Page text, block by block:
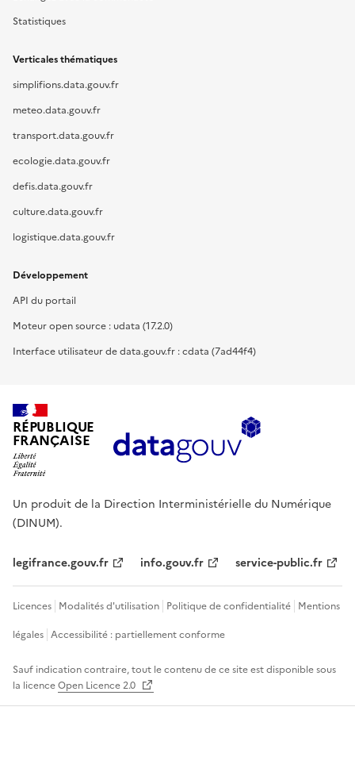
Statistiques
Verticales thématiques
simplifions.data.gouv.fr
meteo.data.gouv.fr
transport.data.gouv.fr
ecologie.data.gouv.fr
defis.data.gouv.fr
culture.data.gouv.fr
logistique.data.gouv.fr
Développement
API du portail
Moteur open source : udata (17.2.0)
Interface utilisateur de data.gouv.fr : cdata (7ad44f4)
RÉPUBLIQUE
FRANÇAISE
Un produit de la Direction Interministérielle du Numérique
(DINUM).
legifrance.gouv.fr info.gouv.fr service-public.fr
Licences Modalités d'utilisation Politique de confidentialité Mentions
légales Accessibilité : partiellement conforme
Sauf indication contraire, tout le contenu de ce site est disponible sous
la licenceOpen Licence 2.0